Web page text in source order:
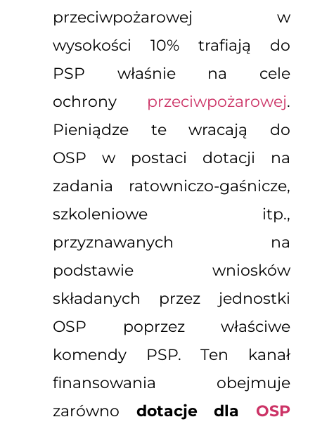
przeciwpożarowej w
wysokości 10% trafiają do
PSP właśnie na cele
ochrony przeciwpożarowej.
Pieniądze te wracają do
OSP w postaci dotacji na
zadania ratowniczo-gaśnicze,
szkoleniowe itp.,
przyznawanych na
podstawie wniosków
składanych przez jednostki
OSP poprzez właściwe
komendy PSP. Ten kanał
finansowania obejmuje
zarówno dotacje dla OSP